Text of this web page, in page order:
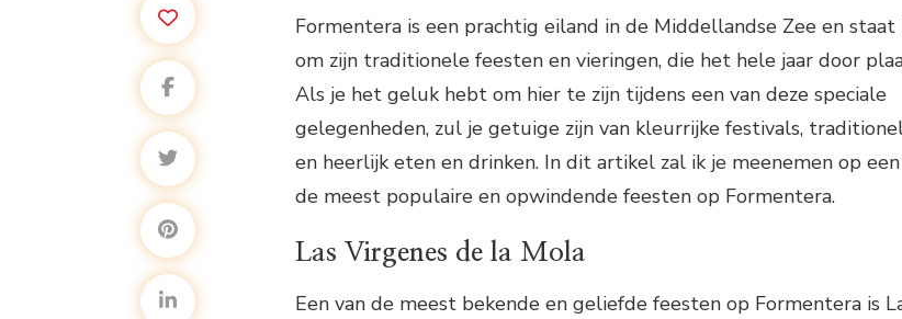
Formentera is een prachtig eiland in de Middellandse Zee en staat
om zijn traditionele feesten en vieringen, die het hele jaar door
Als je het geluk hebt om hier te zijn tijdens een van deze speciale
gelegenheden, zul je getuige zijn van kleurrijke festivals,
en heerlijk eten en drinken. In dit artikel zal ik je meenemen op
de meest populaire en opwindende feesten op Formentera.
Las Virgenes de la Mola
Een van de meest bekende en geliefde feesten op Formentera is